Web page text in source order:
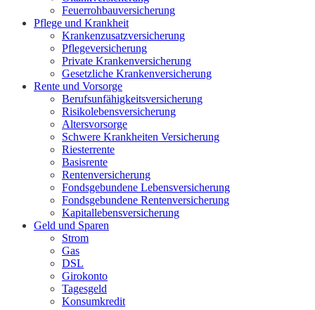
Feuerrohbauversicherung
Pflege und Krankheit
Krankenzusatzversicherung
Pflegeversicherung
Private Krankenversicherung
Gesetzliche Krankenversicherung
Rente und Vorsorge
Berufs­unfähigkeitsversicherung
Risikolebensversicherung
Altersvorsorge
Schwere Krankheiten Versicherung
Riesterrente
Basisrente
Rentenversicherung
Fondsgebundene Lebensversicherung
Fondsgebundene Rentenversicherung
Kapitallebensversicherung
Geld und Sparen
Strom
Gas
DSL
Girokonto
Tagesgeld
Konsumkredit